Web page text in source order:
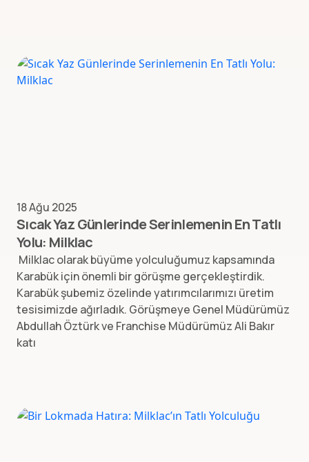
18 Ağu 2025
Sıcak Yaz Günlerinde Serinlemenin En Tatlı
Yolu: Milklac
Milklac olarak büyüme yolculuğumuz kapsamında
Karabük için önemli bir görüşme gerçekleştirdik.
Karabük şubemiz özelinde yatırımcılarımızı üretim
tesisimizde ağırladık. Görüşmeye Genel Müdürümüz
Abdullah Öztürk ve Franchise Müdürümüz Ali Bakır
katı